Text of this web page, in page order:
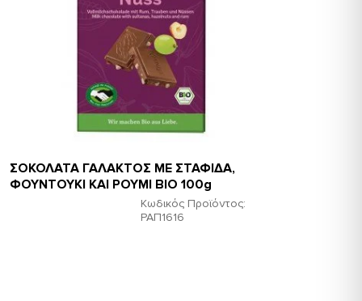
Κωδικός Προϊόντος:
ΡΑΠ1616
ΣΟΚΟΛΑΤΑ ΓΑΛΑΚΤΟΣ ΜΕ ΣΤΑΦΙΔΑ,
ΦΟΥΝΤΟΥΚΙ ΚΑΙ ΡΟΥΜΙ ΒΙΟ 100g